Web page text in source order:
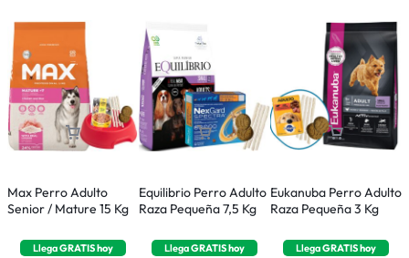
Max Perro Adulto
Senior / Mature 15 Kg
LlegaGRATIShoy
Equilibrio Perro Adulto
Raza Pequeña 7,5 Kg
LlegaGRATIShoy
Eukanuba Perro Adulto
Raza Pequeña 3 Kg
LlegaGRATIShoy